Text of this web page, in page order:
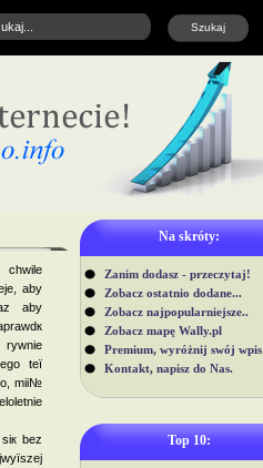
Na skróty:
Zanim dodasz - przeczytaj!
Zobacz ostatnio dodane...
Zobacz najpopularniejsze..
Zobacz mapę Wally.pl
Premium, wyróżnij swój wpis
Kontakt, napisz do Nas.
Top 10:
aby
aby
rуwnie
teї
miі№
bez